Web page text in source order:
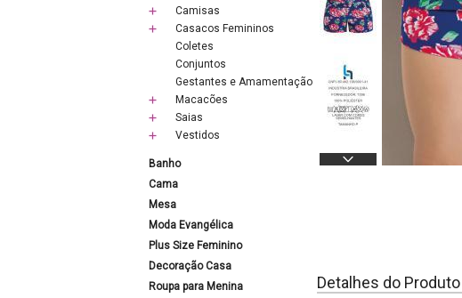
Camisas
Casacos Femininos
Coletes
Conjuntos
Gestantes e Amamentação
Macacões
Saias
Vestidos
Banho
Cama
Mesa
Moda Evangélica
Plus Size Feminino
Decoração Casa
Roupa para Menina
Detalhes do Produto